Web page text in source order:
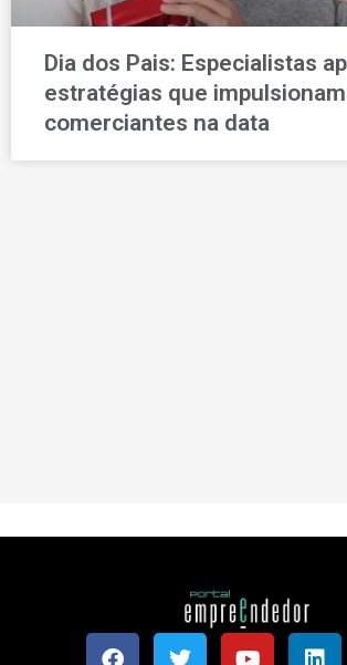
Dia dos Pais: Especialistas
estratégias que
comerciantes na data